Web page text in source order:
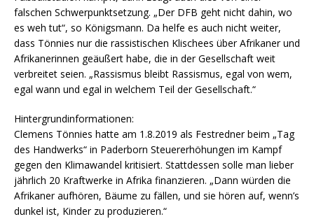
falschen Schwerpunktsetzung. „Der DFB geht nicht dahin, wo
es weh tut“, so Königsmann. Da helfe es auch nicht weiter,
dass Tönnies nur die rassistischen Klischees über Afrikaner und
Afrikanerinnen geäußert habe, die in der Gesellschaft weit
verbreitet seien. „Rassismus bleibt Rassismus, egal von wem,
egal wann und egal in welchem Teil der Gesellschaft.“
Hintergrundinformationen:
Clemens Tönnies hatte am 1.8.2019 als Festredner beim „Tag
des Handwerks“ in Paderborn Steuererhöhungen im Kampf
gegen den Klimawandel kritisiert. Stattdessen solle man lieber
jährlich 20 Kraftwerke in Afrika finanzieren. „Dann würden die
Afrikaner aufhören, Bäume zu fällen, und sie hören auf, wenn’s
dunkel ist, Kinder zu produzieren.“